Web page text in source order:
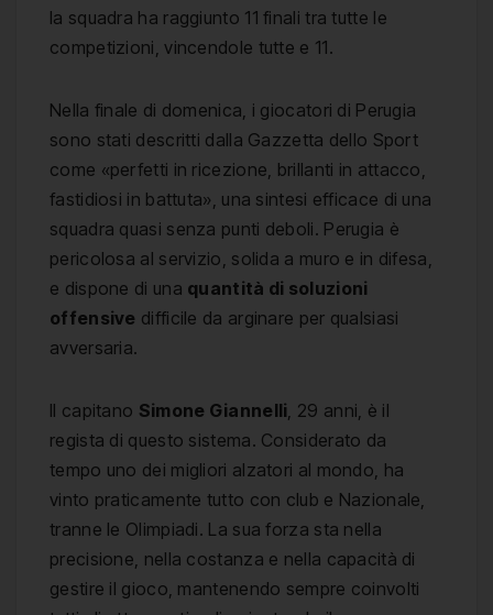
la squadra ha raggiunto 11 finali tra tutte le
competizioni, vincendole tutte e 11.
Nella finale di domenica, i giocatori di Perugia
sono stati descritti dalla Gazzetta dello Sport
come «perfetti in ricezione, brillanti in attacco,
fastidiosi in battuta», una sintesi efficace di una
squadra quasi senza punti deboli. Perugia è
pericolosa al servizio, solida a muro e in difesa,
e dispone di una quantità di soluzioni
offensive difficile da arginare per qualsiasi
avversaria.
Il capitano Simone Giannelli , 29 anni, è il
regista di questo sistema. Considerato da
tempo uno dei migliori alzatori al mondo, ha
vinto praticamente tutto con club e Nazionale,
tranne le Olimpiadi. La sua forza sta nella
precisione, nella costanza e nella capacità di
gestire il gioco, mantenendo sempre coinvolti